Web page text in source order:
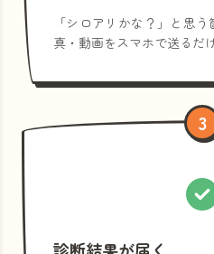
「シロアリかな？」と思
真・動画をスマホで送るだ
3